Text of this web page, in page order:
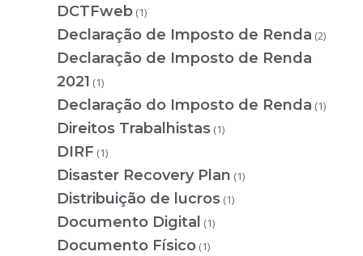
DCTFweb (1)
Declaração de Imposto de Renda (2)
Declaração de Imposto de Renda
2021 (1)
Declaração do Imposto de Renda (1)
Direitos Trabalhistas (1)
DIRF (1)
Disaster Recovery Plan (1)
Distribuição de lucros (1)
Documento Digital (1)
Documento Físico (1)